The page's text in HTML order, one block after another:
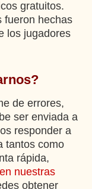
gratuitos.
fueron hechas
los jugadores
de errores,
ser enviada a
responder a
tantos como
rápida,
nuestras
obtener